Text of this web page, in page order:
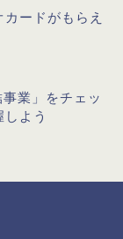
ードがもらえ
業」をチェッ
よう